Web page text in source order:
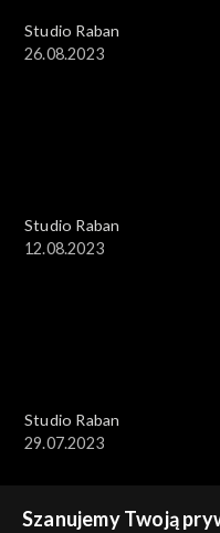
Studio Raban
26.08.2023
Studio Raban
12.08.2023
Studio Raban
29.07.2023
Szanujemy Twoją